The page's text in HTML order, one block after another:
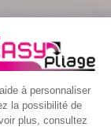
à personnaliser
la possibilité de
plus, consultez